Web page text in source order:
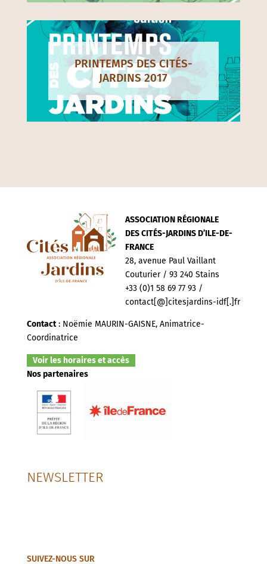
PRINTEMPS DES CITÉS-
JARDINS 2017
ASSOCIATION RÉGIONALE
DES CITÉS-JARDINS D’ILE-DE-
FRANCE
28, avenue Paul Vaillant
Couturier / 93 240 Stains
+33 (0)1 58 69 77 93 /
contact[@]citesjardins-idf[.]fr
Contact: Noëmie MAURIN-GAISNE, Animatrice-
Coordinatrice
Voir les horaires et accès
Nos partenaires
NEWSLETTER
SUIVEZ-NOUS SUR